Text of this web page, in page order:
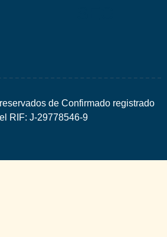
de Confirmado registrado
RIF: J-29778546-9